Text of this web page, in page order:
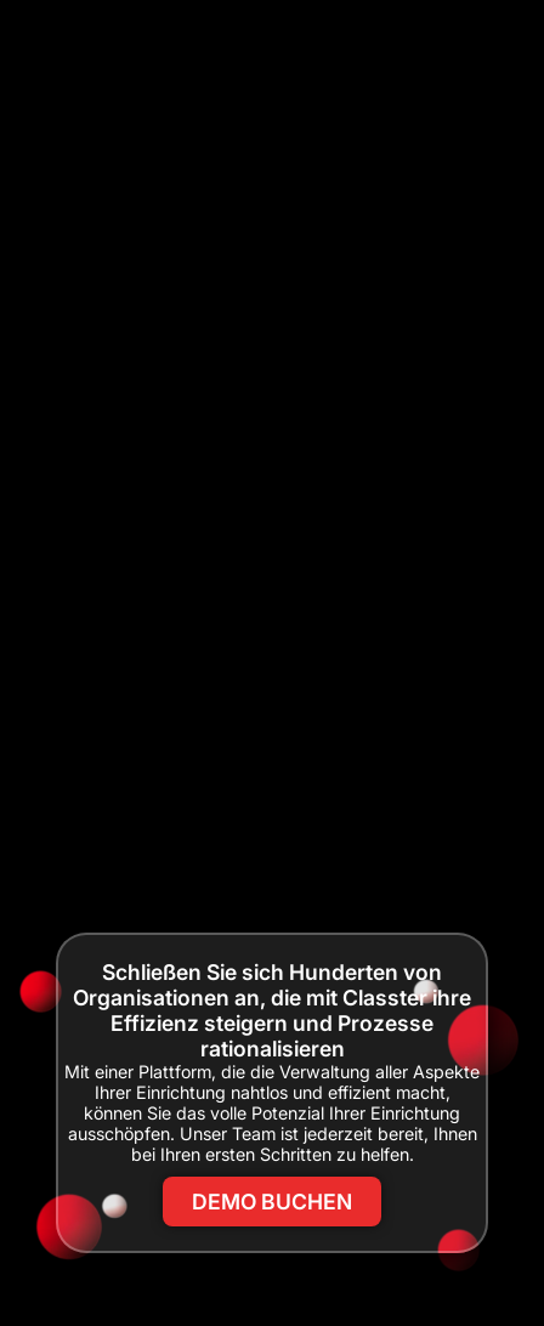
Schließen Sie sich Hunderten von
Organisationen an, die mit Classter ihre
Effizienz steigern und Prozesse
rationalisieren
Mit einer Plattform, die die Verwaltung aller Aspekte
Ihrer Einrichtung nahtlos und effizient macht,
können Sie das volle Potenzial Ihrer Einrichtung
ausschöpfen. Unser Team ist jederzeit bereit, Ihnen
bei Ihren ersten Schritten zu helfen.
DEMO BUCHEN